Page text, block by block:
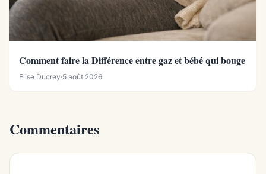
Comment faire la Différence entre gaz et bébé qui bouge
Elise Ducrey·5 août 2026
Commentaires